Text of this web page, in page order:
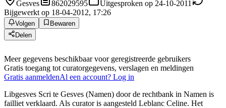
Gesves 862029595
Uitgesproken op 24-10-2011
Bijgewerkt op 18-04-2012, 17:26
Volgen
Bewaren
Delen
Meer gegevens beschikbaar voor geregistreerde gebruikers
Gratis toegang tot curatorgegevens, verslagen en meldingen
Gratis aanmeldenAl een account? Log in
Libgesves Scri te Gesves (Namen) door de rechtbank in Namen is
failliet verklaard. Als curator is aangesteld Leblanc Celine. Het